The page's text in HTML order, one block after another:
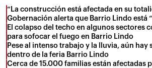
“La construcción está afectada en su
Gobernación alerta que Barrio Lindo está
El colapso del techo en algunos sectores
para sofocar el fuego en Barrio Lindo
Pese al intenso trabajo y la lluvia, aún hay
dentro de la feria Barrio Lindo
Cerca de 15.000 familias están afectadas